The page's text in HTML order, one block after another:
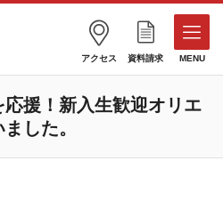
アクセス 資料請求 MENU
援！新入生歓迎オリエ
した。